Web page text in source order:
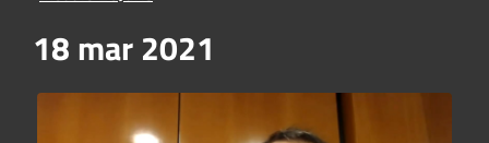
18 mar 2021